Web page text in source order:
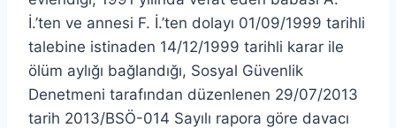
İ.’ten ve annesi F. İ.’ten dolayı 01/09/1999 tarihli
talebine istinaden 14/12/1999 tarihli karar ile
ölüm aylığı bağlandığı, Sosyal Güvenlik
Denetmeni tarafından düzenlenen 29/07/2013
tarih 2013/BSÖ-014 Sayılı rapora göre davacı